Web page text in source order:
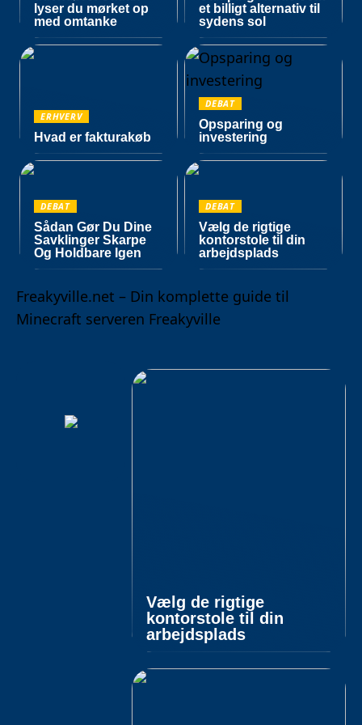
lyser du mørket op
med omtanke
et billigt alternativ til
sydens sol
ERHVERV
Hvad er fakturakøb
DEBAT
Opsparing og
investering
DEBAT
Sådan Gør Du Dine
Savklinger Skarpe
Og Holdbare Igen
DEBAT
Vælg de rigtige
kontorstole til din
arbejdsplads
Freakyville.net – Din komplette guide til
Minecraft serveren Freakyville
Vælg de rigtige
kontorstole til din
arbejdsplads